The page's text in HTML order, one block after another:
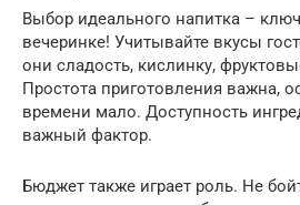
Выбор идеального напитка –
вечеринке! Учитывайте вкусы
они сладость, кислинку,
Простота приготовления важна,
времени мало. Доступность
важный фактор.
Бюджет также играет роль. Не